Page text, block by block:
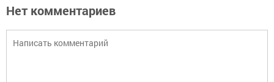
Нет комментариев